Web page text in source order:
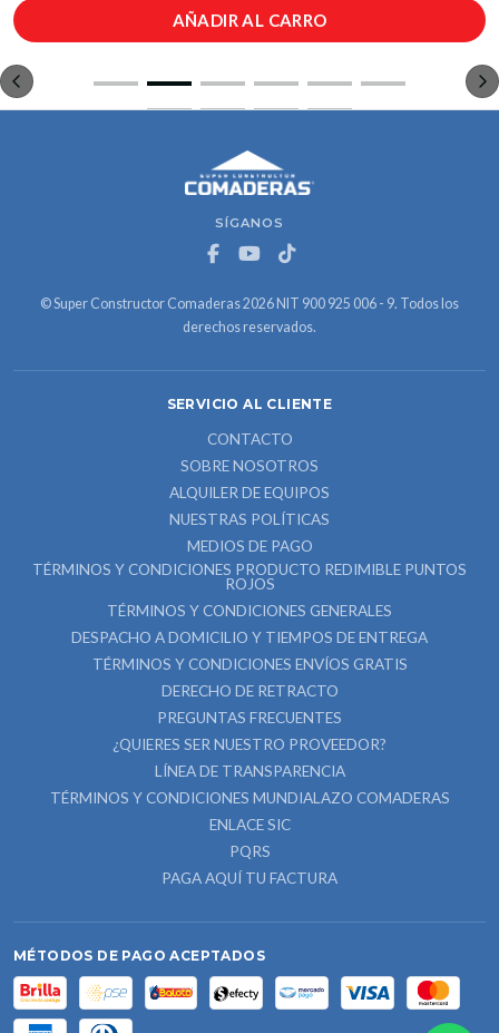
AÑADIR AL CARRO
SÍGANOS
© Super Constructor Comaderas 2026 NIT 900 925 006 - 9. Todos los
derechos reservados.
SERVICIO AL CLIENTE
CONTACTO
SOBRE NOSOTROS
ALQUILER DE EQUIPOS
NUESTRAS POLÍTICAS
MEDIOS DE PAGO
TÉRMINOS Y CONDICIONES PRODUCTO REDIMIBLE PUNTOS
ROJOS
TÉRMINOS Y CONDICIONES GENERALES
DESPACHO A DOMICILIO Y TIEMPOS DE ENTREGA
TÉRMINOS Y CONDICIONES ENVÍOS GRATIS
DERECHO DE RETRACTO
PREGUNTAS FRECUENTES
¿QUIERES SER NUESTRO PROVEEDOR?
LÍNEA DE TRANSPARENCIA
TÉRMINOS Y CONDICIONES MUNDIALAZO COMADERAS
ENLACE SIC
PQRS
PAGA AQUÍ TU FACTURA
MÉTODOS DE PAGO ACEPTADOS